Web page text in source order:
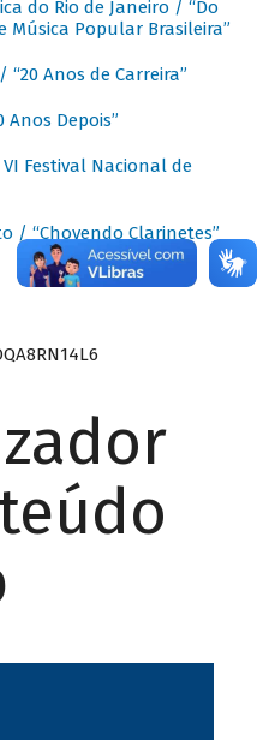
do Rio de Janeiro / “Do
Música Popular Brasileira”
Anos de Carreira”
Anos Depois”
Festival Nacional de
/ “Chovendo Clarinetes”